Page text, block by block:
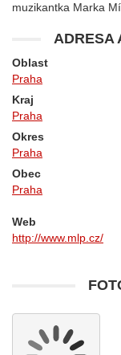
muzikantka Marka
ADRESA
Oblast
Praha
Kraj
Praha
Okres
Praha
Obec
Praha
Web
http://www.mlp.cz/